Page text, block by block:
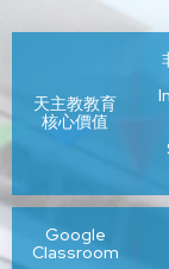
天主教教育
核心價值
Google
Classroom